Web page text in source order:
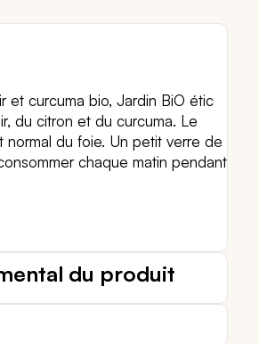
et curcuma bio, Jardin BiO étic
du citron et du curcuma. Le
du foie. Un petit verre de
chaque matin pendant
du produit